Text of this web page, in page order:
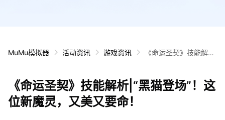
MuMu模拟器 活动资讯 游戏资讯
《命运圣契》技能解
《命运圣契》技能解析|“黑猫登场”！这
位新魔灵，又美又要命！